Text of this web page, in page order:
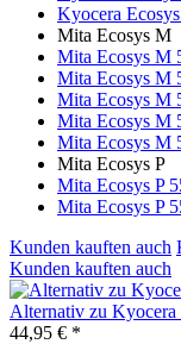
Kyocera
Mita Ecosys M
Mita Ecosys M
Mita Ecosys M
Mita Ecosys M
Mita Ecosys M
Mita Ecosys M
Mita Ecosys P
Mita Ecosys P
Mita Ecosys P
Kunden kauften auch
Kunden kauften auch
Alternativ zu
44,95 € *